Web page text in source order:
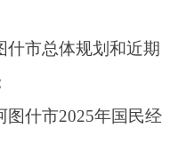
府
路18号
道办事处